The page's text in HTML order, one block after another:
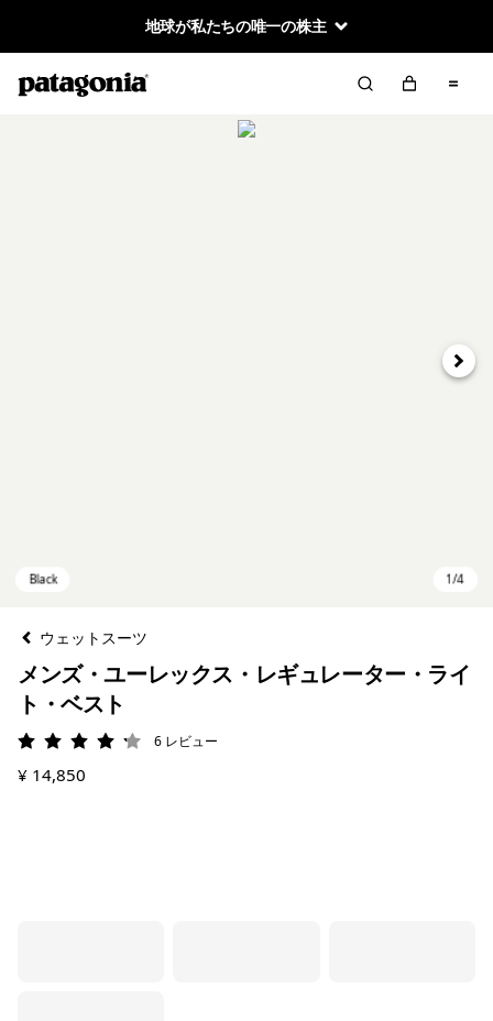
地球が私たちの唯一の株主
次へ
ウェットスーツ
メンズ・ユーレックス・レギュレーター・ライ
ト・ベスト
評価: 4.2 / 5
6 レビュー
¥ 14,850